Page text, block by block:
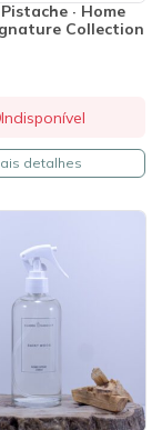
· Home
Collection
Indisponível
detalhes